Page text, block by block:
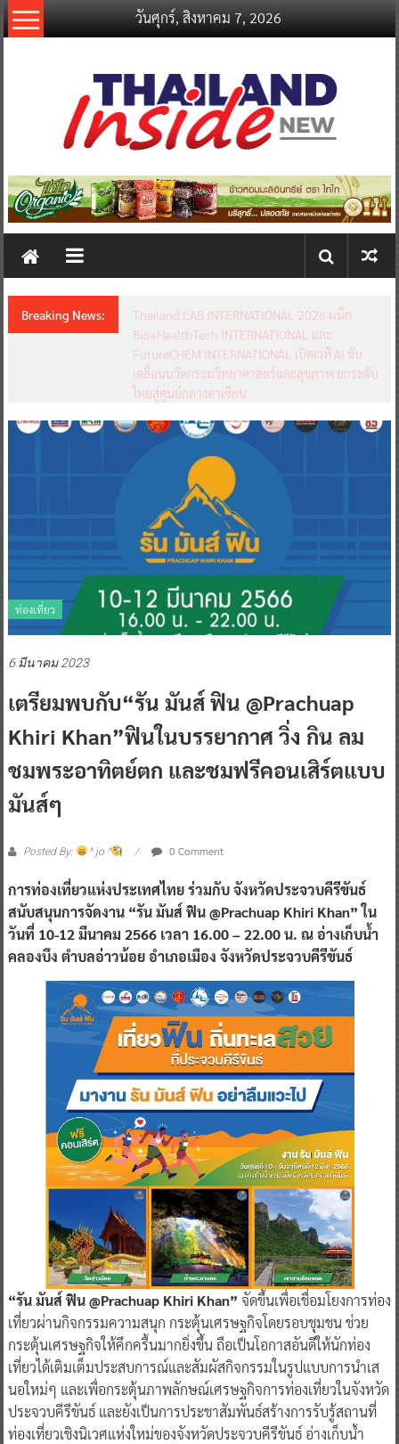
Skip
to
วันศุกร์, สิงหาคม 7, 2026
thailandinsidenew.com
Thailand
New
Breaking News:
Thailand LAB INTERNATIONAL 2026 ผนึก
Bio+HealthTech INTERNATIONAL และ
FutureCHEM INTERNATIONAL เปิดเวที AI ขับ
เคลื่อนนวัตกรรมวิทยาศาสตร์และสุขภาพ ยกระดับ
ไทยสู่ศูนย์กลางอาเซียน
ท่องเที่ยว
6 มีนาคม 2023
เตรียมพบกับ“รัน มันส์ ฟิน @Prachuap
Khiri Khan”ฟินในบรรยากาศ วิ่ง กิน ลม
ชมพระอาทิตย์ตก และชมฟรีคอนเสิร์ตแบบ
มันส์ๆ
Posted By: ^ jo ^ 0 Comment
การท่องเที่ยวแห่งประเทศไทย ร่วมกับ จังหวัดประจวบคีรีขันธ์
สนับสนุนการจัดงาน “รัน มันส์ ฟิน @Prachuap Khiri Khan” ใน
วันที่ 10-12 มีนาคม 2566 เวลา 16.00 – 22.00 น. ณ อ่างเก็บน้ำ
คลองบึง ตำบลอ่าวน้อย อำเภอเมือง จังหวัดประจวบคีรีขันธ์
“รัน มันส์ ฟิน @Prachuap Khiri Khan” จัดขึ้นเพื่อเชื่อมโยงการท่อง
เที่ยวผ่านกิจกรรมความสนุก กระตุ้นเศรษฐกิจโดยรอบชุมชน ช่วย
กระตุ้นเศรษฐกิจให้คึกครื้นมากยิ่งขึ้น ถือเป็นโอกาสอันดีให้นักท่อง
เที่ยวได้เติมเต็มประสบการณ์และสัมผัสกิจกรรมในรูปแบบการนำเส
นอใหม่ๆ และเพื่อกระตุ้นภาพลักษณ์เศรษฐกิจการท่องเที่ยวในจังหวัด
ประจวบคีรีขันธ์ และยังเป็นการประชาสัมพันธ์สร้างการรับรู้สถานที่
ท่องเที่ยวเชิงนิเวศแห่งใหม่ของจังหวัดประจวบคีรีขันธ์ อ่างเก็บน้ำ